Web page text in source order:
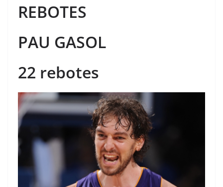
REBOTES
PAU GASOL
22 rebotes